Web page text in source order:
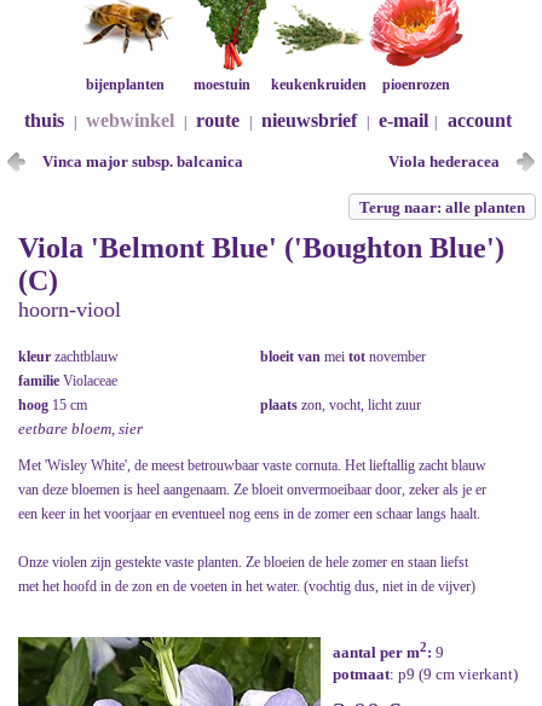
bijenplanten moestuin keukenkruiden pioenrozen
thuis webwinkel route nieuwsbrief e-mail account
Vinca major subsp. balcanica Viola hederacea
Terug naar: alle planten
Viola 'Belmont Blue' ('Boughton Blue')
(C)
hoorn-viool
kleur zachtblauw bloeit van mei tot november
familie Violaceae
hoog 15 cm plaats zon, vocht, licht zuur
eetbare bloem, sier
Met 'Wisley White', de meest betrouwbaar vaste cornuta. Het lieftallig zacht blauw
van deze bloemen is heel aangenaam. Ze bloeit onvermoeibaar door, zeker als je er
een keer in het voorjaar en eventueel nog eens in de zomer een schaar langs haalt.
Onze violen zijn gestekte vaste planten. Ze bloeien de hele zomer en staan liefst
met het hoofd in de zon en de voeten in het water. (vochtig dus, niet in de vijver)
aantal per m2: 9
potmaat: p9 (9 cm vierkant)